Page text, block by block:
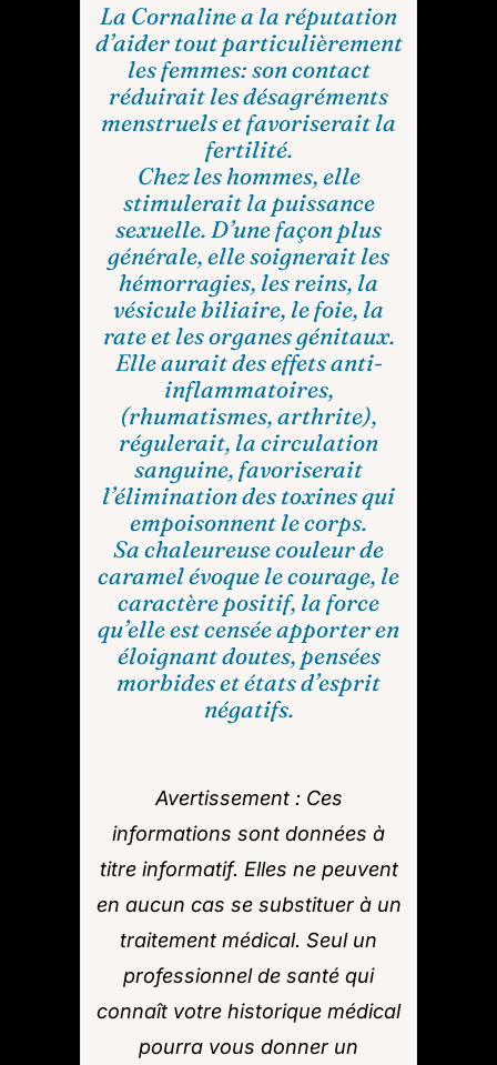
La Cornaline a la réputation
d’aider tout particulièrement
les femmes: son contact
réduirait les désagréments
menstruels et favoriserait la
fertilité.
Chez les hommes, elle
stimulerait la puissance
sexuelle. D’une façon plus
générale, elle soignerait les
hémorragies, les reins, la
vésicule biliaire, le foie, la
rate et les organes génitaux.
Elle aurait des effets anti-
inflammatoires,
(rhumatismes, arthrite),
régulerait, la circulation
sanguine, favoriserait
l’élimination des toxines qui
empoisonnent le corps.
Sa chaleureuse couleur de
caramel évoque le courage, le
caractère positif, la force
qu’elle est censée apporter en
éloignant doutes, pensées
morbides et états d’esprit
négatifs.
Avertissement : Ces
informations sont données à
titre informatif. Elles ne peuvent
en aucun cas se substituer à un
traitement médical. Seul un
professionnel de santé qui
connaît votre historique médical
pourra vous donner un